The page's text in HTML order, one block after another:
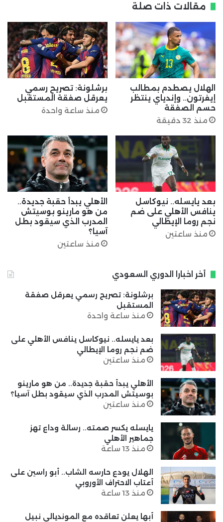
مقالات ذات صلة
الهلال يصطدم بمطالب
إيفرتون.. وإندياي ينتظر
حسم الصفقة
منذ 32 دقيقة
برشلونة: تصريح رسمي
يعرقل صفقة المستقبل
منذ ساعة واحدة
بعد يايسله.. نيوكاسل
ينافس الأهلي على ضم
نجم روما الإيطالي
منذ ساعتين
الأهلي يبدأ حقبة جديدة..
من هو مارينو بوسيتش
المدرب الذي سيقود بطل
آسيا؟
منذ ساعتين
أخر اخبارا الدوري السعودي
برشلونة: تصريح رسمي يعرقل صفقة
المستقبل
منذ ساعة واحدة
بعد يايسله.. نيوكاسل ينافس الأهلي على
ضم نجم روما الإيطالي
منذ ساعتين
الأهلي يبدأ حقبة جديدة.. من هو مارينو
بوسيتش المدرب الذي سيقود بطل آسيا؟
منذ ساعتين
يايسله يكسر صمته.. رسالة وداع تهز
جماهير الأهلي
منذ 13 ساعة
الهلال يودع حارسه الشاب.. أبو راسين على
أعتاب الاحتراف الأوروبي
منذ 13 ساعة
أبها يعلن تعاقده مع المونديالي نبيل